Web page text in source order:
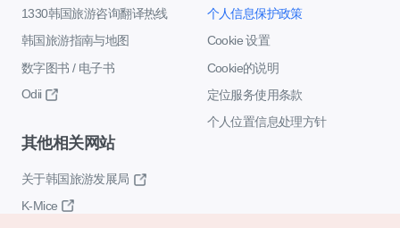
1330韩国旅游咨询翻译热线
韩国旅游指南与地图
数字图书 / 电子书
Odii
个人信息保护政策
Cookie 设置
Cookie的说明
定位服务使用条款
个人位置信息处理方针
其他相关网站
关于韩国旅游发展局
K-Mice